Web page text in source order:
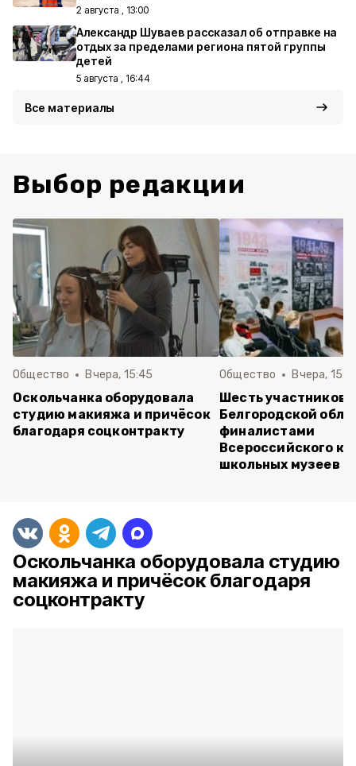
2 августа , 13:00
Александр Шуваев рассказал об отправке на
отдых за пределами региона пятой группы
детей
5 августа , 16:44
Все материалы
Выбор редакции
Общество Вчера, 15:45
Оскольчанка оборудовала
студию макияжа и причёсок
благодаря соцконтракту
Общество Вчера,
Шесть участников
Белгородской
финалистами
Всероссийского
школьных музеев
Оскольчанка оборудовала студию
макияжа и причёсок благодаря
соцконтракту